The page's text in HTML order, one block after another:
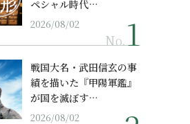
ペシャル時代…
2026/08/02
No.
戦国大名・武田信玄の事
績を描いた『甲陽軍鑑』
が国を滅ぼす…
2026/08/02